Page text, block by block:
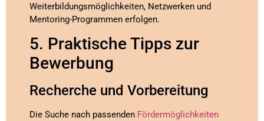
Weiterbildungsmöglichkeiten, Netzwerken und
Mentoring-Programmen erfolgen.
5. Praktische Tipps zur
Bewerbung
Recherche und Vorbereitung
Die Suche nach passenden Fördermöglichkeiten